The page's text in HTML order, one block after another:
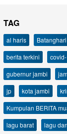
TAG
al haris Batanghari
berita terkini
gubernur jambi
jp
kota jambi
Kumpulan BERITA
lagu barat
lagu